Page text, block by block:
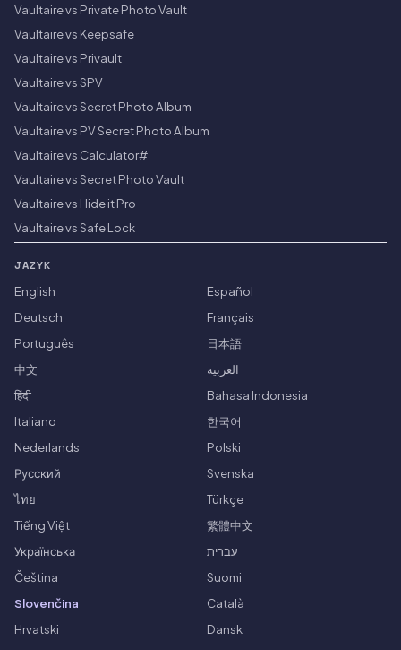
Vaultaire vs Private Photo Vault
Vaultaire vs Keepsafe
Vaultaire vs Privault
Vaultaire vs SPV
Vaultaire vs Secret Photo Album
Vaultaire vs PV Secret Photo Album
Vaultaire vs Calculator#
Vaultaire vs Secret Photo Vault
Vaultaire vs Hide it Pro
Vaultaire vs Safe Lock
JAZYK
English
Español
Deutsch
Français
Português
日本語
中文
العربية
हिंदी
Bahasa Indonesia
Italiano
한국어
Nederlands
Polski
Русский
Svenska
ไทย
Türkçe
Tiếng Việt
繁體中文
Українська
עברית
Čeština
Suomi
Slovenčina
Català
Hrvatski
Dansk